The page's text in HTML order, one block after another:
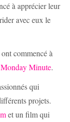
à apprécier leur
avec eux le
commencé à
Monday Minute.
qui
projets.
et un film qui